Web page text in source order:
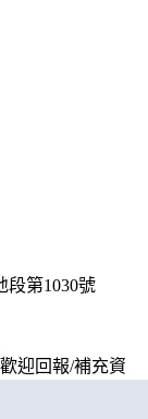
段第1030號
迎回報/補充資